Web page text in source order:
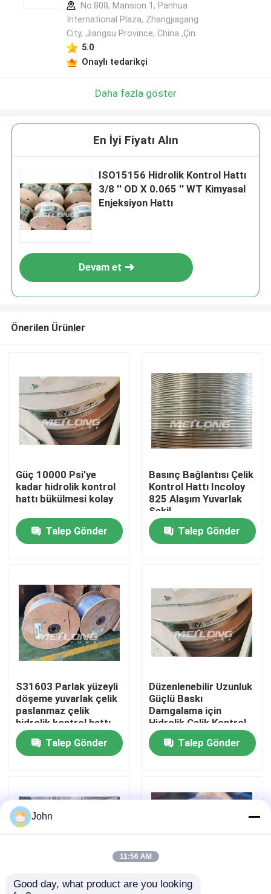
Ev
videolar
Hakkımızda
Fabrika turu
Kalite kontrol
Haberler
Hidrolik Kontrol Hattı
No.808, Mansion 1, Panhua
International Plaza, Zhangjiagang
City, Jiangsu Province, China ,Çin
5.0
Onaylı tedarikçi
Daha fazla göster
En İyi Fiyatı Alın
ISO15156 Hidrolik Kontrol Hattı
3/8 '' OD X 0.065 '' WT Kimyasal
Enjeksiyon Hattı
Devam et
Önerilen Ürünler
Güç 10000 Psi'ye
kadar hidrolik kontrol
hattı bükülmesi kolay
Talep Gönder
Basınç Bağlantısı Çelik
Kontrol Hattı Incoloy
825 Alaşım Yuvarlak
Şekil
Talep Gönder
S31603 Parlak yüzeyli
döşeme yuvarlak çelik
paslanmaz çelik
hidrolik kontrol hattı
Talep Gönder
Düzenlenebilir Uzunluk
Güçlü Baskı
Damgalama için
Hidrolik Çelik Kontrol
Hattı
Talep Gönder
John
11:56 AM
Good day, what product are you looking